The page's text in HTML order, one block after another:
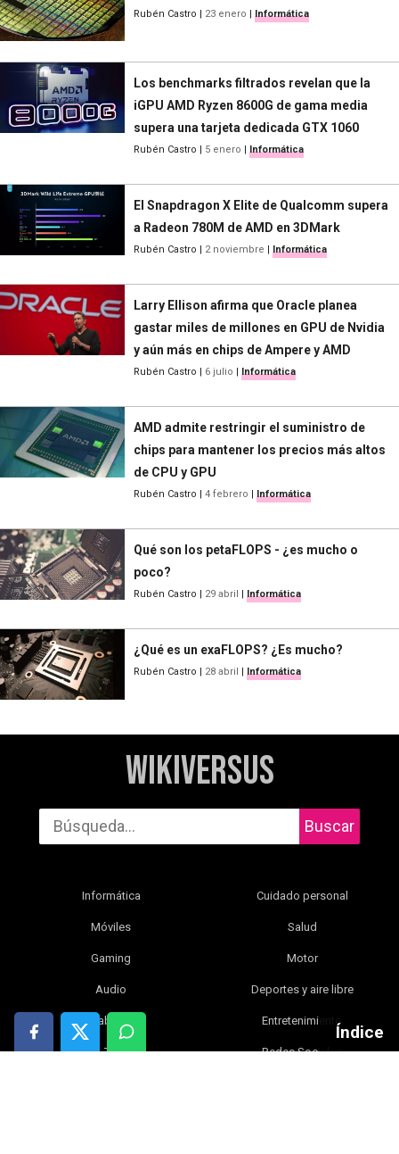
Rubén Castro | 23 enero | Informática
Los benchmarks filtrados revelan que la
iGPU AMD Ryzen 8600G de gama media
supera una tarjeta dedicada GTX 1060
Rubén Castro 5 enero Informática
El Snapdragon X Elite de Qualcomm supera
a Radeon 780M de AMD en 3DMark
Rubén Castro 2 noviembre Informática
Larry Ellison afirma que Oracle planea
gastar miles de millones en GPU de Nvidia
y aún más en chips de Ampere y AMD
Rubén Castro 6 julio Informática
AMD admite restringir el suministro de
chips para mantener los precios más altos
de CPU y GPU
Rubén Castro 4 febrero Informática
Qué son los petaFLOPS - ¿es mucho o
poco?
Rubén Castro 29 abril Informática
¿Qué es un exaFLOPS? ¿Es mucho?
Rubén Castro 28 abril Informática
Índice
WikiVersus
Buscar
Informática
Móviles
Gaming
Audio
Tablets
TV
Cuidado personal
Salud
Motor
Deportes y aire libre
Entretenimiento
Redes Sociales